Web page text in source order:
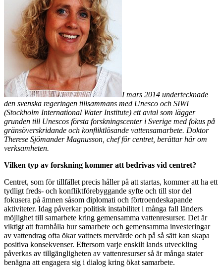
I mars 2014 undertecknade
den svenska regeringen tillsammans med Unesco och SIWI
(Stockholm International Water Institute) ett avtal som lägger
grunden till Unescos första forskningscenter i Sverige med fokus på
gränsöverskridande och konfliktlösande vattensamarbete. Doktor
Therese Sjömander Magnusson, chef för centret, berättar här om
verksamheten.
Vilken typ av forskning kommer att bedrivas vid centret?
Centret, som för tillfället precis håller på att startas, kommer att ha ett
tydligt freds- och konfliktförebyggande syfte och till stor del
fokusera på ämnen såsom diplomati och förtroendeskapande
aktiviteter. Idag påverkar politisk instabilitet i många fall länders
möjlighet till samarbete kring gemensamma vattenresurser. Det är
viktigt att framhålla hur samarbete och gemensamma investeringar
av vattendrag ofta ökar vattnets mervärde och på så sätt kan skapa
positiva konsekvenser. Eftersom varje enskilt lands utveckling
påverkas av tillgängligheten av vattenresurser så är många stater
benägna att engagera sig i dialog kring ökat samarbete.